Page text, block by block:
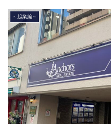
～起業編～